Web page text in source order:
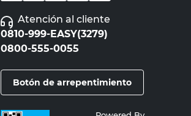
Atención al cliente
0810-999-EASY(3279)
0800-555-0055
Botón de arrepentimiento